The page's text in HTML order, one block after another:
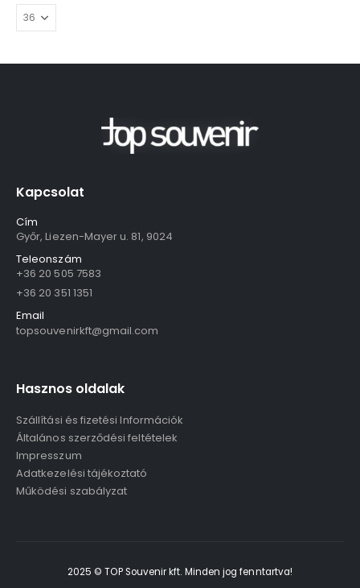
Kapcsolat
Cím
Győr, Liezen-Mayer u. 81, 9024
Teleonszám
+36 20 505 7583
+36 20 351 1351
Email
topsouvenirkft@gmail.com
Hasznos oldalak
Szállítási és fizetési Információk
Általános szerződési feltételek
Impresszum
Adatkezelési tájékoztató
Működési szabályzat
2025 © TOP Souvenir kft. Minden jog fenntartva!